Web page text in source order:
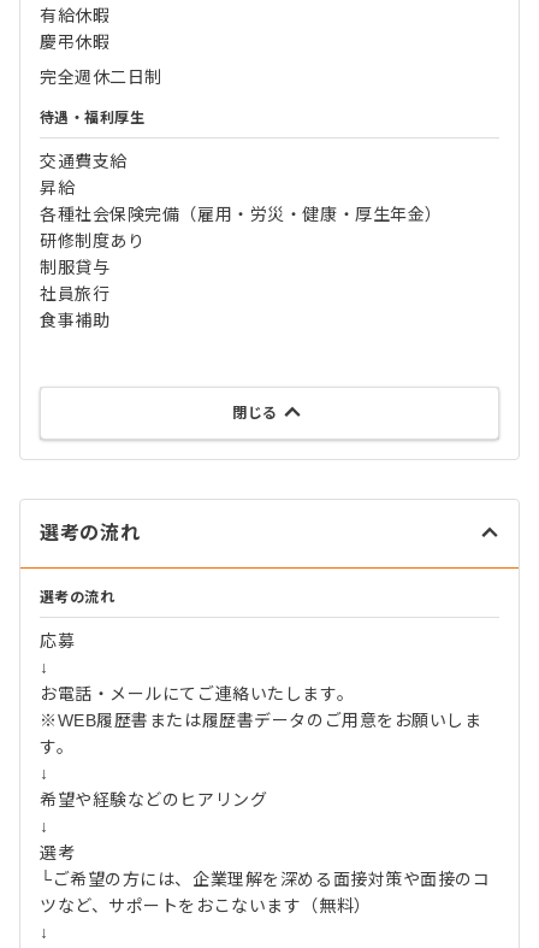
有給休暇
慶弔休暇
完全週休二日制
待遇・福利厚生
交通費支給
昇給
各種社会保険完備（雇用・労災・健康・厚生年金）
研修制度あり
制服貸与
社員旅行
食事補助
閉じる
選考の流れ
選考の流れ
応募
↓
お電話・メールにてご連絡いたします。
※WEB履歴書または履歴書データのご用意をお願いしま
す。
↓
希望や経験などのヒアリング
↓
選考
└ご希望の方には、企業理解を深める面接対策や面接のコ
ツなど、サポートをおこないます（無料）
↓